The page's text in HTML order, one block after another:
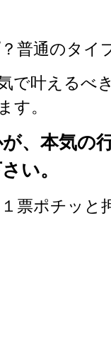
普通のタイ
で叶えるべ
す。
、本気の
い。
票ポチッと